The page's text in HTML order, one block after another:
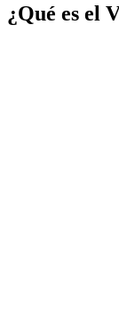
¿Qué es el